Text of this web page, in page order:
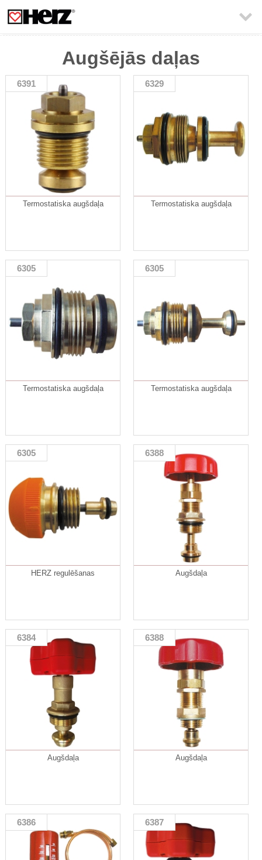

Augšējās daļas
6391
Termostatiska augšdaļa
6329
Termostatiska augšdaļa
6305
Termostatiska augšdaļa
6305
Termostatiska augšdaļa
6305
HERZ regulēšanas
6388
Augšdaļa
6384
Augšdaļa
6388
Augšdaļa
6386 6387